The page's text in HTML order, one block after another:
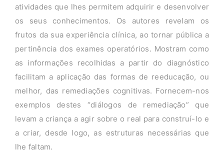
atividades que lhes permitem adquirir e desenvolver
os seus conhecimentos. Os autores revelam os
frutos da sua experiência clínica, ao tornar pública a
pertinência dos exames operatórios. Mostram como
as informações recolhidas a partir do diagnóstico
facilitam a aplicação das formas de reeducação, ou
melhor, das remediações cognitivas. Fornecem-nos
exemplos destes “diálogos de remediação” que
levam a criança a agir sobre o real para construí-lo e
a criar, desde logo, as estruturas necessárias que
lhe faltam.